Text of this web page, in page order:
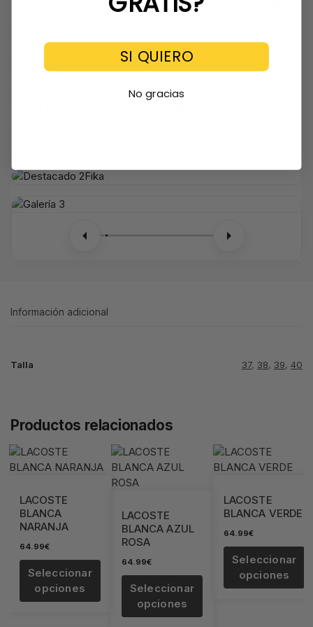
¿Cómo sé que esta página es de fiar?
Información adicional
Talla 37, 38, 39, 40
Productos relacionados
LACOSTE
BLANCA
NARANJA
64.99€
Seleccionar
opciones
LACOSTE
BLANCA AZUL
ROSA
64.99€
Seleccionar
opciones
LACOSTE
BLANCA VERDE
64.99€
Seleccionar
opciones
SI QUIERO
No gracias